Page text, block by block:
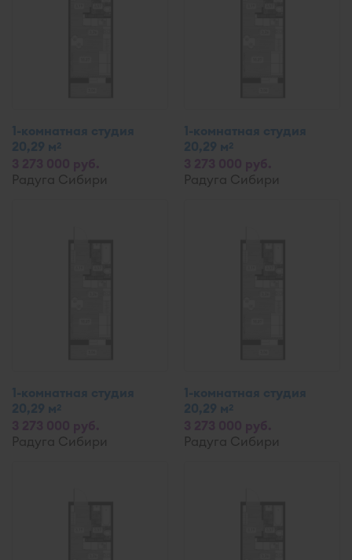
1-комнатная студия
20,29 м2
Радуга Сибири
1-комнатная студия
20,29 м2
Радуга Сибири
1-комнатная студия
20,29 м2
Радуга Сибири
1-комнатная студия
20,29 м2
Радуга Сибири